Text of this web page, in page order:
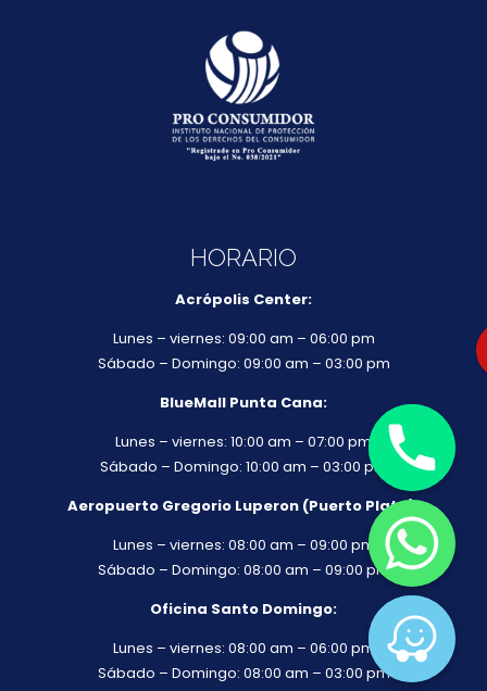
HORARIO
Acrópolis Center:
Lunes – viernes: 09:00 am – 06:00 pm
Sábado – Domingo: 09:00 am – 03:00 pm
BlueMall Punta Cana:
Lunes – viernes: 10:00 am – 07:00 pm
Sábado – Domingo: 10:00 am – 03:00 pm
Aeropuerto Gregorio Luperon (Puerto Plata):
Lunes – viernes: 08:00 am – 09:00 pm
Sábado – Domingo: 08:00 am – 09:00 pm
Oficina Santo Domingo:
Lunes – viernes: 08:00 am – 06:00 pm
Sábado – Domingo: 08:00 am – 03:00 pm